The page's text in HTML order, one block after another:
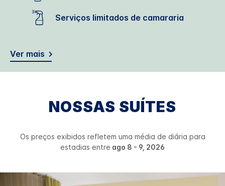
Serviços limitados de camararia
Ver mais
NOSSAS SUÍTES
Os preços exibidos refletem uma média de diária para
estadias entre ago 8 - 9, 2026